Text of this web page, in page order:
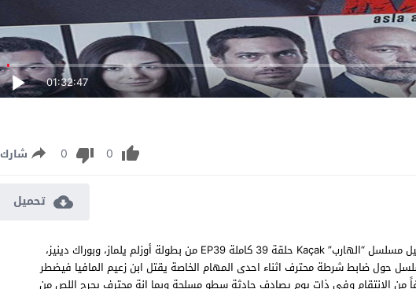
01:32:47
0
0 شارك
تحميل
مسلسل الهارب الحلقة 39 مترجمة مشاهدة وتحميل مسلسل “الهارب” Kaçak حلقة 39 كاملة EP39 من بطولة أوزلم يلماز، وبوراك دينيز،
حول ضابط شرطة محترف اثناء احدى المهام الخاصة يقتل ابن زعيم المافيا فيضطر
من الانتقام وفي ذات يوم يصادف حادثة سطو مسلحة وبما انة محترف يجرح اللص من